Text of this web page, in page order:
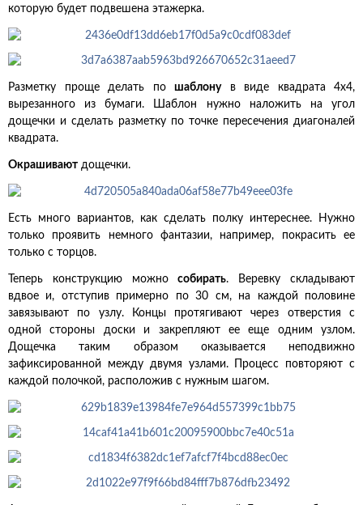
которую будет подвешена этажерка.
Разметку проще делать по шаблонув виде квадрата 4х4,
вырезанного из бумаги. Шаблон нужно наложить на угол
дощечки и сделать разметку по точке пересечения диагоналей
квадрата.
Окрашивают дощечки.
Есть много вариантов, как сделать полку интереснее. Нужно
только проявить немного фантазии, например, покрасить ее
только с торцов.
Теперь конструкцию можнособирать. Веревку складывают
вдвое и, отступив примерно по 30 см, на каждой половине
завязывают по узлу. Концы протягивают через отверстия с
одной стороны доски и закрепляют ее еще одним узлом.
Дощечка таким образом оказывается неподвижно
зафиксированной между двумя узлами. Процесс повторяют с
каждой полочкой, расположив с нужным шагом.